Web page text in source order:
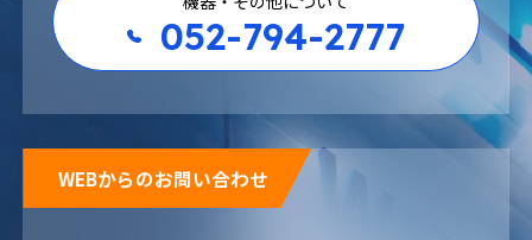
ボイラー水
052-794-2777
WEBからのお問い合わせ